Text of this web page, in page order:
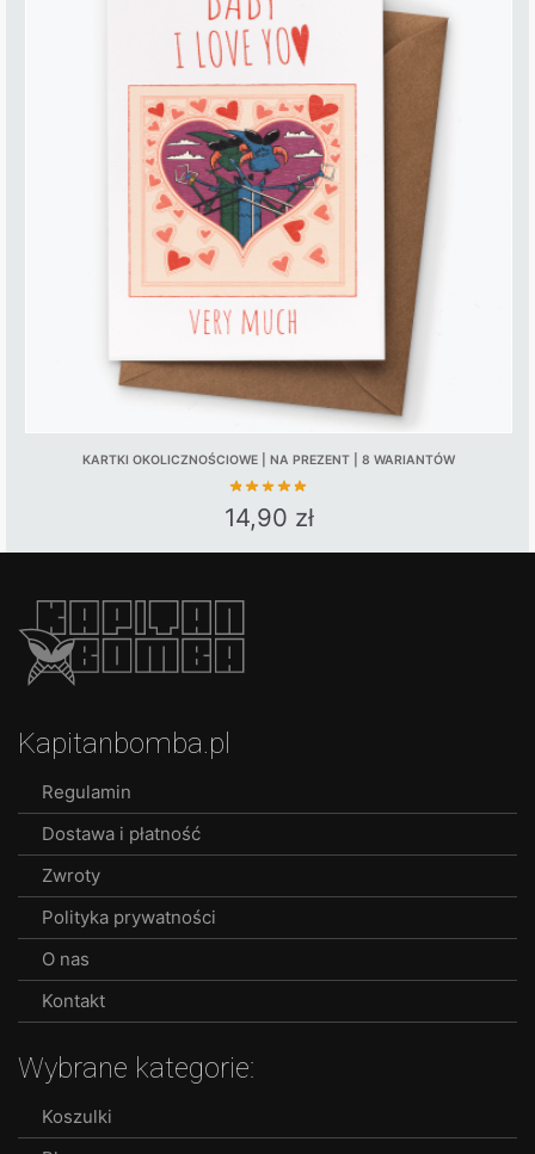
KARTKI OKOLICZNOŚCIOWE | NA PREZENT | 8 WARIANTÓW
14,90 zł
This
chosen
product
Kapitanbomba.pl
Regulamin
Dostawa i płatność
Zwroty
Polityka prywatności
O nas
Kontakt
Wybrane kategorie:
Koszulki